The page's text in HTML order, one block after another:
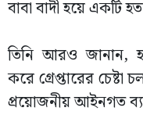
বাবা বাদী হয়ে একটি
তিনি আরও জানান,
করে গ্রেপ্তারের
প্রয়োজনীয় আইনগত